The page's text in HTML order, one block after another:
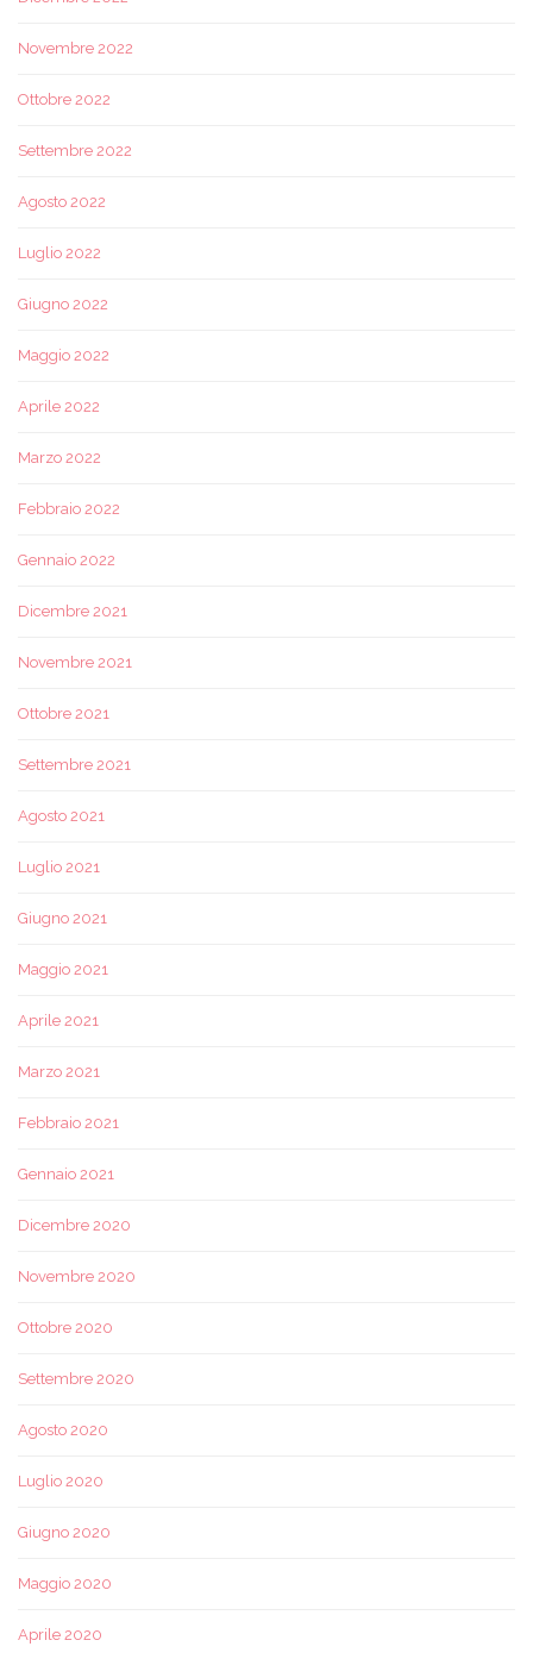
Novembre 2022
Ottobre 2022
Settembre 2022
Agosto 2022
Luglio 2022
Giugno 2022
Maggio 2022
Aprile 2022
Marzo 2022
Febbraio 2022
Gennaio 2022
Dicembre 2021
Novembre 2021
Ottobre 2021
Settembre 2021
Agosto 2021
Luglio 2021
Giugno 2021
Maggio 2021
Aprile 2021
Marzo 2021
Febbraio 2021
Gennaio 2021
Dicembre 2020
Novembre 2020
Ottobre 2020
Settembre 2020
Agosto 2020
Luglio 2020
Giugno 2020
Maggio 2020
Aprile 2020